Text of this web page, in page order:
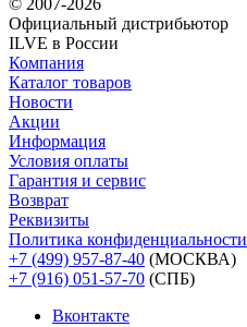
Официальный дистрибьютoр
ILVE в России
Компания
Каталог товаров
Новости
Акции
Информация
Условия оплаты
Гарантия и сервис
Возврат
Реквизиты
Политика конфиденциальности
+7 (499) 957-87-40 (МОСКВА)
+7 (916) 051-57-70 (СПБ)
Вконтакте